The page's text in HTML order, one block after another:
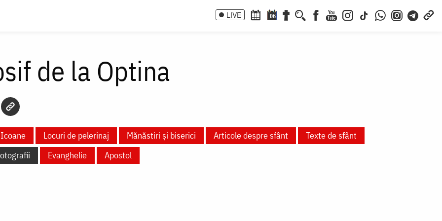
LIVE 06
de la Optina
Icoane Locuri de pelerinaj Mănăstiri și biserici Articole despre sfânt
Texte de sfânt
Evanghelie Apostol